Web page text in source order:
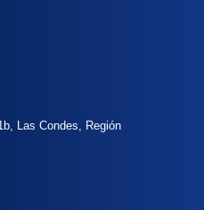
Las Condes, Región